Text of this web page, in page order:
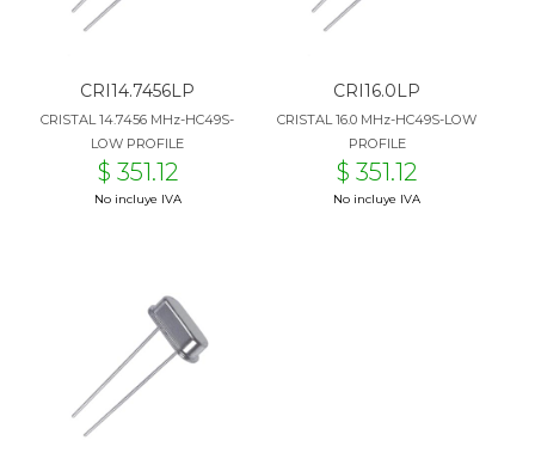
CRI14.7456LP
CRISTAL 14.7456 MHz-HC49S-
LOW PROFILE
$ 351.12
No incluye IVA
CRI16.0LP
CRISTAL 16.0 MHz-HC49S-LOW
PROFILE
$ 351.12
No incluye IVA